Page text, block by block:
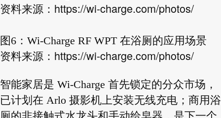
资料来源： https://wi-charge.com/photos/
图6：Wi-Charge RF WPT 在浴厕的应用场景
资料来源： https://wi-charge.com/photos/
智能家居是 Wi-Charge 首先锁定的分众市场，
已计划在 Arlo 摄影机上安装无线充电；商用浴